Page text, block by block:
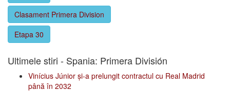
Clasament Primera Division
Etapa 30
Ultimele stiri - Spania: Primera División
Vinícius Júnior și-a prelungit contractul cu Real Madrid
până în 2032